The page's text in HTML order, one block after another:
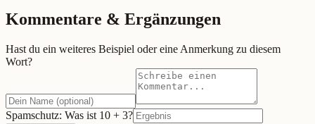
Kommentare & Ergänzungen
Hast du ein weiteres Beispiel oder eine Anmerkung zu diesem
Wort?
Spamschutz: Was ist 10 + 3?